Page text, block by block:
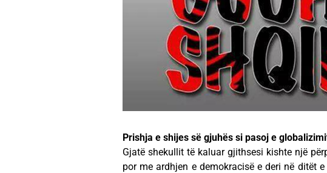
Prishja e shijes së gjuhës si pasoj e
Gjatë shekullit të kaluar gjithsesi kishte një
por me ardhjen e demokracisë e deri në ditët